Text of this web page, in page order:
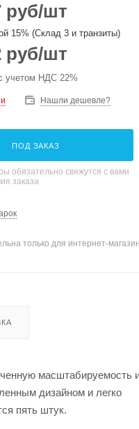
руб/шт
15% (Склад 3 и транзиты)
руб/шт
учетом НДС 22%
Нашли дешевле?
ПОД ЗАКАЗ
обязательно свяжутся с вами
заказа
только для интернет-
масштабируемость
дизайном и легко
пять штук.